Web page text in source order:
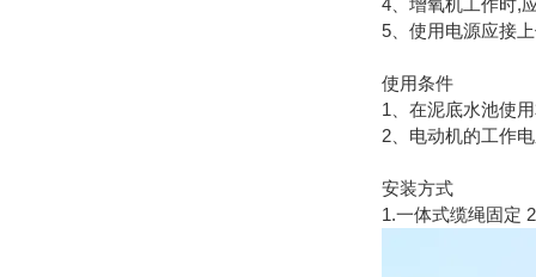
4、增氧机工作时,
5、使用电源应接
使用条件
1、在泥底水池使
2、电动机的工作
安装方式
1.一体式缆绳固定